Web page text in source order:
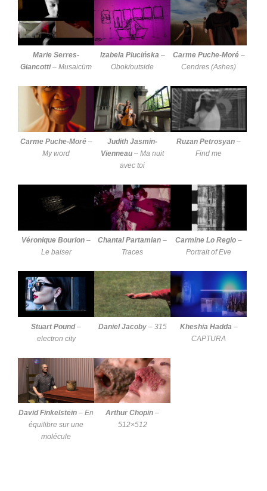
Marie Serres-
Giancotti–Musaicüm
Izabela Plucińska–
Obok/outside
Carme Puche-Moré–
Cendres (Ashes)
Carme Puche-Moré–
My word
Judith Jasmin-
Vienneau –Ma nuit
avec toi
Ruzan Petrosyan –
Find me
Véronique Bourlon –
Le baiser
Chantal Partamian –
Traces
Carmine Lo Regio –
Portrait of Eve
Stuart Pound–
electron city
Daniel Jacoby– 315 Kheshia Hadda –
CAPTURA
David Finkelstein –En
équilibre sur une
molécule
Arthur Chopin –
512×512